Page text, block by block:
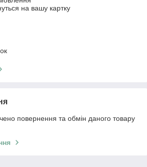
на вашу картку
повернення та обмін даного товару